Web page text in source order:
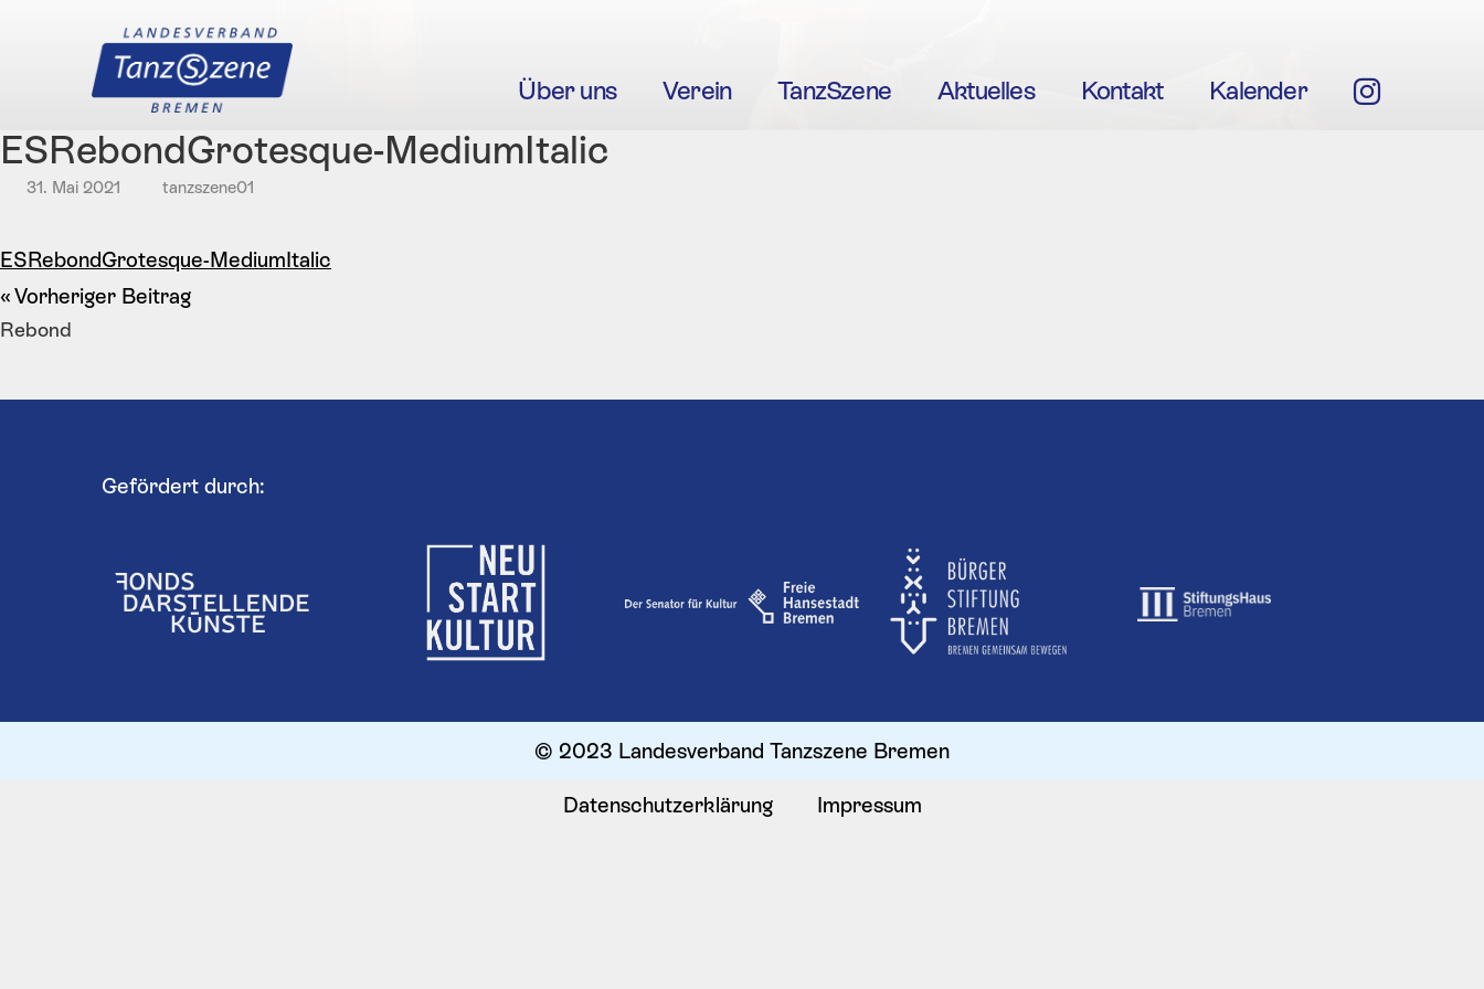
Über uns Verein TanzSzene Aktuelles Kontakt Kalender Insta
ESRebondGrotesque-MediumItalic
31. Mai 2021 tanzszene01
ESRebondGrotesque-MediumItalic
Vorheriger Beitrag
Rebond
Gefördert durch:
© 2023 Landesverband Tanzszene Bremen
Datenschutzerklärung Impressum